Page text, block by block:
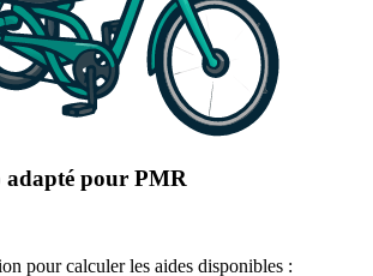
pour PMR
pour calculer les aides disponibles :